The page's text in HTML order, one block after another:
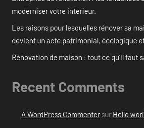
moderniser votre intérieur.
Les raisons pour lesquelles rénover sa
devient un acte patrimonial, écologique
Rénovation de maison : tout ce qu’il faut
Recent Comments
A WordPress Commentersur Hello